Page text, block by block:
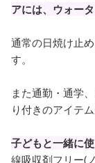
アには、ウォー
通常の日焼け止
す。
また通勤・通学
り付きのアイテ
子どもと一緒に
線吸収剤フリー(